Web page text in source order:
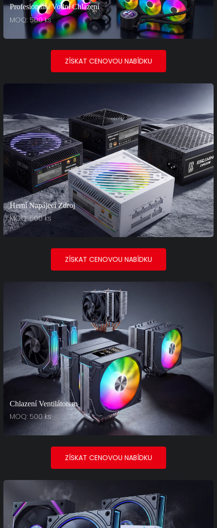
Profesionální Vodní Chlazení
MOQ: 500 ks
ZÍSKAT CENOVOU NABÍDKU
Herní Napájecí Zdroj
MOQ: 500 ks
ZÍSKAT CENOVOU NABÍDKU
Chlazení Ventilátorem
MOQ: 500 ks
ZÍSKAT CENOVOU NABÍDKU